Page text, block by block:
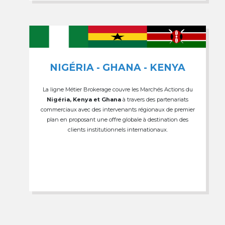
NIGÉRIA - GHANA - KENYA
La ligne Métier Brokerage couvre les Marchés Actions du
Nigéria, Kenya et Ghana à travers des partenariats
commerciaux avec des intervenants régionaux de premier
plan en proposant une offre globale à destination des
clients institutionnels internationaux.